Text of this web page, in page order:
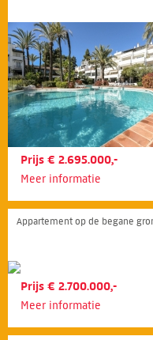
Prijs € 2.695.000,-
Meer informatie
Appartement op de begane
Prijs € 2.700.000,-
Meer informatie